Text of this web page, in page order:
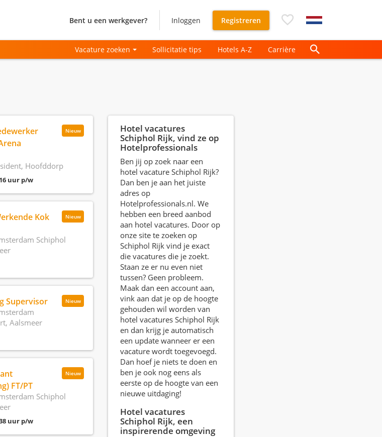
Bent u een werkgever? Inloggen Registreren
Vacature zoeken Sollicitatie tips Hotels A-Z Carrière
Nieuw
Hoofddorp
uur p/w
Nieuw
Kok
Schiphol
Nieuw
Supervisor
Aalsmeer
Nieuw
FT/PT
Schiphol
uur p/w
Hotel vacatures
Schiphol Rijk, vind ze op
Hotelprofessionals
Ben jij op zoek naar een
hotel vacature Schiphol Rijk?
Dan ben je aan het juiste
adres op
Hotelprofessionals.nl. We
hebben een breed aanbod
aan hotel vacatures. Door op
onze site te zoeken op
Schiphol Rijk vind je exact
die vacatures die je zoekt.
Staan ze er nu even niet
tussen? Geen probleem.
Maak dan een account aan,
vink aan dat je op de hoogte
gehouden wil worden van
hotel vacatures Schiphol Rijk
en dan krijg je automatisch
een update wanneer er een
vacature wordt toegevoegd.
Dan hoef je niets te doen en
ben je ook nog eens als
eerste op de hoogte van een
nieuwe uitdaging!
Hotel vacatures
Schiphol Rijk, een
inspirerende omgeving